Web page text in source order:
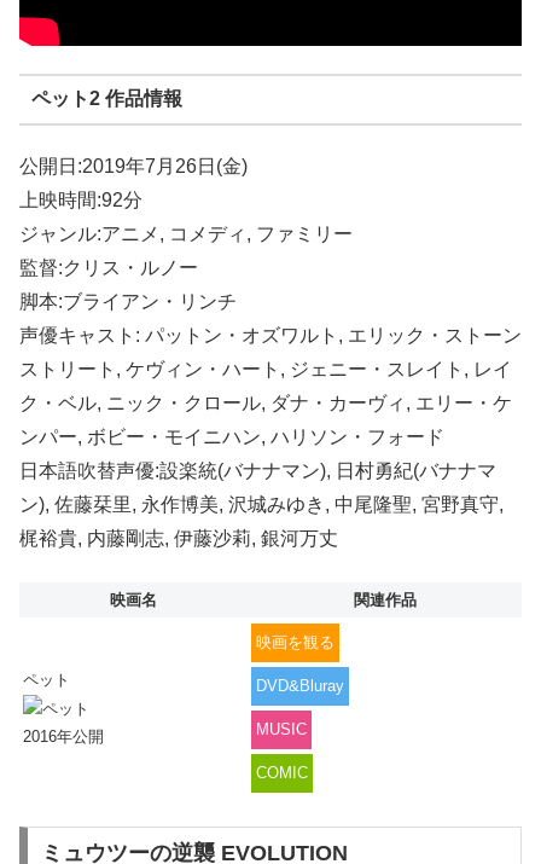
ペット2 作品情報
公開日:2019年7月26日(金)
上映時間:92分
ジャンル:アニメ, コメディ, ファミリー
監督:クリス・ルノー
脚本:ブライアン・リンチ
声優キャスト: パットン・オズワルト, エリック・ストーン
ストリート, ケヴィン・ハート, ジェニー・スレイト, レイ
ク・ベル, ニック・クロール, ダナ・カーヴィ, エリー・ケ
ンパー, ボビー・モイニハン, ハリソン・フォード
日本語吹替声優:設楽統(バナナマン), 日村勇紀(バナナマ
ン), 佐藤栞里, 永作博美, 沢城みゆき, 中尾隆聖, 宮野真守,
梶裕貴, 内藤剛志, 伊藤沙莉, 銀河万丈
映画名 関連作品
ペット
2016年公開
映画を観る
DVD&Bluray
MUSIC
COMIC
ミュウツーの逆襲 EVOLUTION